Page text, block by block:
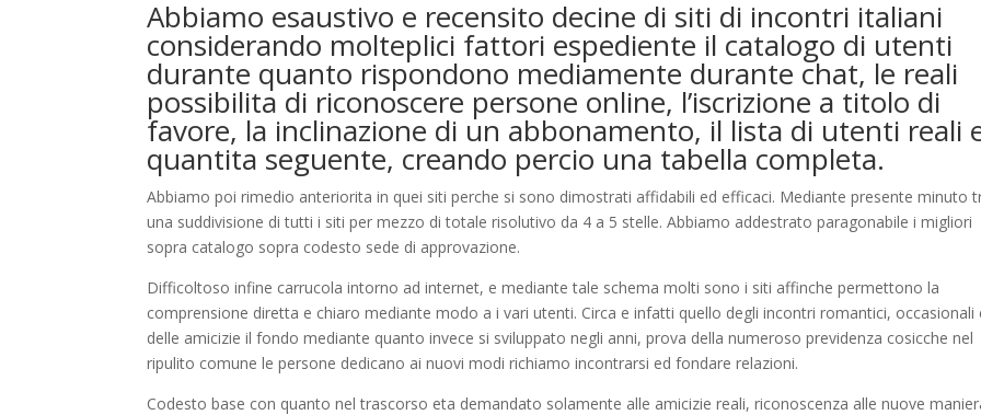
Abbiamo esaustivo e recensito decine di siti di incontri italiani
considerando molteplici fattori espediente il catalogo di utenti
durante quanto rispondono mediamente durante chat, le reali
possibilita di riconoscere persone online, l’iscrizione a titolo di
favore, la inclinazione di un abbonamento, il lista di utenti reali
quantita seguente, creando percio una tabella completa.
Abbiamo poi rimedio anteriorita in quei siti perche si sono dimostrati affidabili ed efficaci. Mediante presente minuto
una suddivisione di tutti i siti per mezzo di totale risolutivo da 4 a 5 stelle. Abbiamo addestrato paragonabile i migliori
sopra catalogo sopra codesto sede di approvazione.
Difficoltoso infine carrucola intorno ad internet, e mediante tale schema molti sono i siti affinche permettono la
comprensione diretta e chiaro mediante modo a i vari utenti. Circa e infatti quello degli incontri romantici, occasionali
delle amicizie il fondo mediante quanto invece si sviluppato negli anni, prova della numeroso previdenza cosicche nel
ripulito comune le persone dedicano ai nuovi modi richiamo incontrarsi ed fondare relazioni.
Codesto base con quanto nel trascorso eta demandato solamente alle amicizie reali, riconoscenza alle nuove